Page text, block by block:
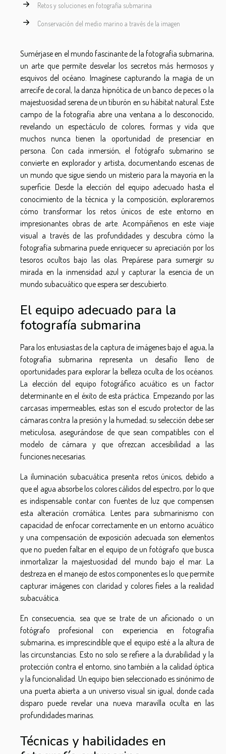
Retos y soluciones en fotografía submarina
Conservación del medio marino a través de la imagen
Sumérjase en el mundo fascinante de la fotografía submarina,
un arte que permite desvelar los secretos más hermosos y
esquivos del océano. Imagínese capturando la magia de un
arrecife de coral, la danza hipnótica de un banco de peces o la
majestuosidad serena de un tiburón en su hábitat natural. Este
campo de la fotografía abre una ventana a lo desconocido,
revelando un espectáculo de colores, formas y vida que
muchos nunca tienen la oportunidad de presenciar en
persona. Con cada inmersión, el fotógrafo submarino se
convierte en explorador y artista, documentando escenas de
un mundo que sigue siendo un misterio para la mayoría en la
superficie. Desde la elección del equipo adecuado hasta el
conocimiento de la técnica y la composición, exploraremos
cómo transformar los retos únicos de este entorno en
impresionantes obras de arte. Acompáñenos en este viaje
visual a través de las profundidades y descubra cómo la
fotografía submarina puede enriquecer su apreciación por los
tesoros ocultos bajo las olas. Prepárese para sumergir su
mirada en la inmensidad azul y capturar la esencia de un
mundo subacuático que espera ser descubierto.
El equipo adecuado para la
fotografía submarina
Para los entusiastas de la captura de imágenes bajo el agua, la
fotografía submarina representa un desafío lleno de
oportunidades para explorar la belleza oculta de los océanos.
La elección del equipo fotográfico acuático es un factor
determinante en el éxito de esta práctica. Empezando por las
carcasas impermeables, estas son el escudo protector de las
cámaras contra la presión y la humedad; su selección debe ser
meticulosa, asegurándose de que sean compatibles con el
modelo de cámara y que ofrezcan accesibilidad a las
funciones necesarias.
La iluminación subacuática presenta retos únicos, debido a
que el agua absorbe los colores cálidos del espectro, por lo que
es indispensable contar con fuentes de luz que compensen
esta alteración cromática. Lentes para submarinismo con
capacidad de enfocar correctamente en un entorno acuático
y una compensación de exposición adecuada son elementos
que no pueden faltar en el equipo de un fotógrafo que busca
inmortalizar la majestuosidad del mundo bajo el mar. La
destreza en el manejo de estos componentes es lo que permite
capturar imágenes con claridad y colores fieles a la realidad
subacuática.
En consecuencia, sea que se trate de un aficionado o un
fotógrafo profesional con experiencia en fotografía
submarina, es imprescindible que el equipo esté a la altura de
las circunstancias. Esto no solo se refiere a la durabilidad y la
protección contra el entorno, sino también a la calidad óptica
y la funcionalidad. Un equipo bien seleccionado es sinónimo de
una puerta abierta a un universo visual sin igual, donde cada
disparo puede revelar una nueva maravilla oculta en las
profundidades marinas.
Técnicas y habilidades en